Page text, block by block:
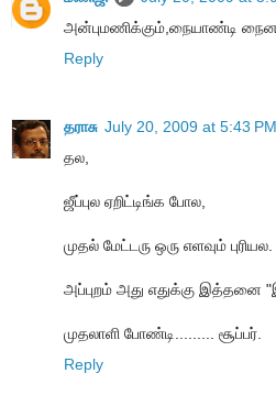
அன்புமணிக்கும்,நையாண்டி
Reply
தராசு July 20, 2009 at 5:43 PM
தல,
ஜீப்புல ஏறிட்டிங்க போல,
முதல் மேட்டரு ஒரு எளவும் புரியல.
அப்புறம் அது எதுக்கு இத்தனை
முதலாளி போண்டி......... சூப்பர்.
Reply